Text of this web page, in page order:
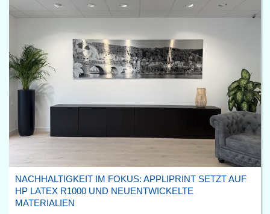
NACHHALTIGKEIT IM FOKUS: APPLIPRINT SETZT AUF
HP LATEX R1000 UND NEUENTWICKELTE
MATERIALIEN